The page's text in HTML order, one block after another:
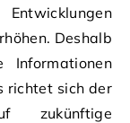
Deshalb
Informationen
richtet sich der
zukünftige